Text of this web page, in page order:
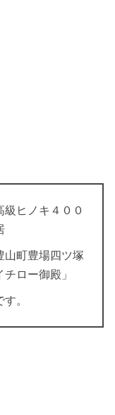
ヒノキ４００
山町豊場四ツ塚
ロー御殿」
。